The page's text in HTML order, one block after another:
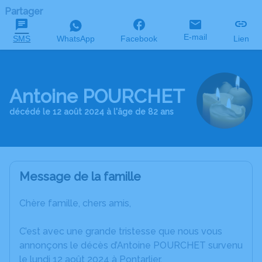
Partager
SMS WhatsApp Facebook E-mail Lien
Antoine POURCHET
décédé le 12 août 2024 à l'âge de 82 ans
Message de la famille
Chère famille, chers amis,
C’est avec une grande tristesse que nous vous
annonçons le décès d’Antoine POURCHET survenu
le lundi 12 août 2024 à Pontarlier.